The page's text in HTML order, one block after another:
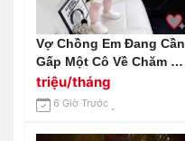
Vợ Chồng Em Đang Cần
Gấp Một Cô Về Chăm Bé
4 Tháng Tuổi, Làm Ở Lại
Tại Đường Tân Sơn,
Quận Gò Vấp.
triệu/tháng
6 Giờ Trước